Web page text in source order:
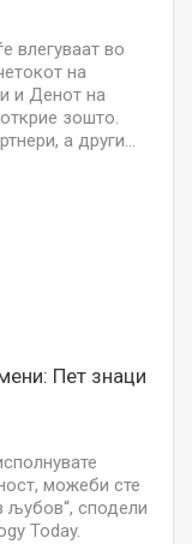
влегуваат во
на
и Денот на
зошто.
а други…
Пет знаци
можеби сте
љубов“, сподели
Today.